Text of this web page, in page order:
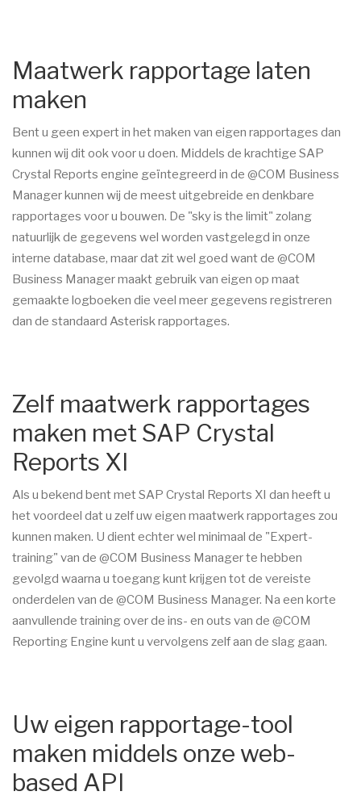
Maatwerk rapportage laten
maken
Bent u geen expert in het maken van eigen rapportages dan
kunnen wij dit ook voor u doen. Middels de krachtige SAP
Crystal Reports engine geïntegreerd in de @COM Business
Manager kunnen wij de meest uitgebreide en denkbare
rapportages voor u bouwen. De "sky is the limit" zolang
natuurlijk de gegevens wel worden vastgelegd in onze
interne database, maar dat zit wel goed want de @COM
Business Manager maakt gebruik van eigen op maat
gemaakte logboeken die veel meer gegevens registreren
dan de standaard Asterisk rapportages.
Zelf maatwerk rapportages
maken met SAP Crystal
Reports XI
Als u bekend bent met SAP Crystal Reports XI dan heeft u
het voordeel dat u zelf uw eigen maatwerk rapportages zou
kunnen maken. U dient echter wel minimaal de "Expert-
training" van de @COM Business Manager te hebben
gevolgd waarna u toegang kunt krijgen tot de vereiste
onderdelen van de @COM Business Manager. Na een korte
aanvullende training over de ins- en outs van de @COM
Reporting Engine kunt u vervolgens zelf aan de slag gaan.
Uw eigen rapportage-tool
maken middels onze web-
based API